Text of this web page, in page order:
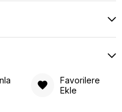
Favorilere
Ekle